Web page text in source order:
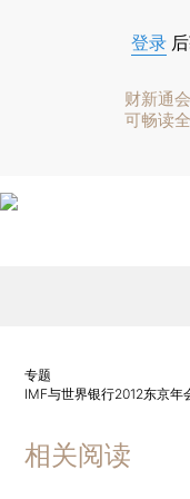
登录
财新通
可畅读
专题
IMF与世界银行2012东京年
相关阅读